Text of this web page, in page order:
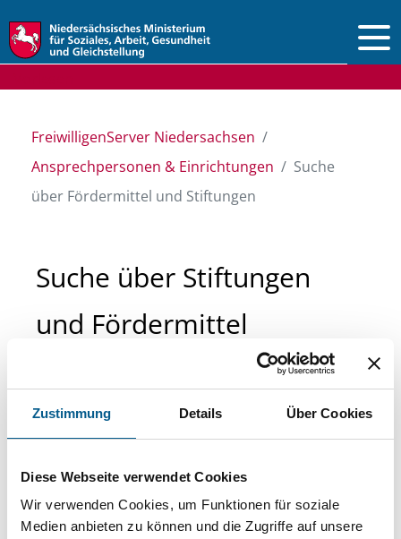
Zustimmung Details Über Cookies
Diese Webseite verwendet Cookies
Wir verwenden Cookies, um Funktionen für soziale
Medien anbieten zu können und die Zugriffe auf unsere
FreiwilligenServer Niedersachsen
Ansprechpersonen & Einrichtungen
Suche
über Fördermittel und Stiftungen
Suche über Stiftungen
und Fördermittel
Sie suchen finanzielle Unterstützung für ein
Projekt oder ein Vorhaben? Hier können Sie
direkt über unsere Fördermitteldatenbank und
Stiftungsdatenbank recherchieren. Bei der
Suche bitte die Groß- und Kleinschreibung
beachten.